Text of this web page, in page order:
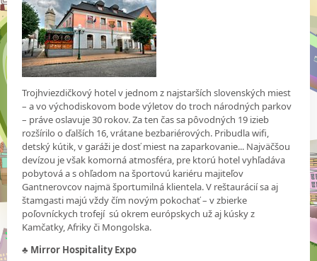
Trojhviezdičkový hotel v jednom z najstarších slovenských miest
– a vo východiskovom bode výletov do troch národných parkov
– práve oslavuje 30 rokov. Za ten čas sa pôvodných 19 izieb
rozšírilo o ďalších 16, vrátane bezbariérových. Pribudla wifi,
detský kútik, v garáži je dosť miest na zaparkovanie... Najväčšou
devízou je však komorná atmosféra, pre ktorú hotel vyhľadáva
pobytová a s ohľadom na športovú kariéru majiteľov
Gantnerovcov najmä športumilná klientela. V reštaurácií sa aj
štamgasti majú vždy čím novým pokochať – v zbierke
poľovníckych trofejí sú okrem európskych už aj kúsky z
Kamčatky, Afriky či Mongolska.
♣ Mirror Hospitality Expo